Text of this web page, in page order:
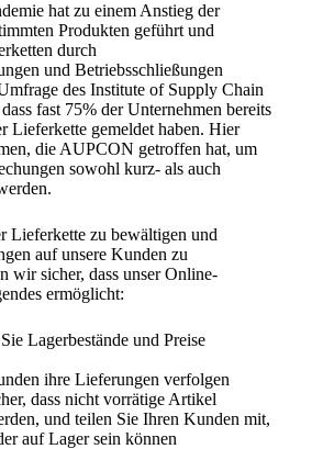
hat zu einem Anstieg der
Produkten geführt und
durch
und Betriebsschließungen
des Institute of Supply Chain
fast 75% der Unternehmen bereits
Lieferkette gemeldet haben. Hier
die AUPCON getroffen hat, um
sowohl kurz- als auch
Lieferkette zu bewältigen und
auf unsere Kunden zu
wir sicher, dass unser Online-
ermöglicht:
Lagerbestände und Preise
ihre Lieferungen verfolgen
dass nicht vorrätige Artikel
und teilen Sie Ihren Kunden mit,
auf Lager sein können